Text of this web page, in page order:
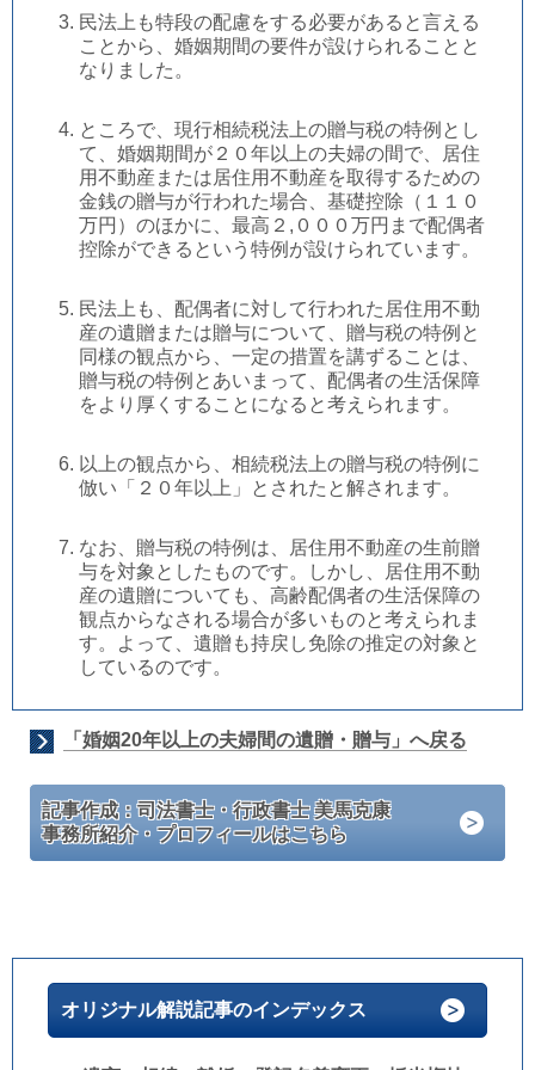
民法上も特段の配慮をする必要があると言える
ことから、婚姻期間の要件が設けられることと
なりました。
ところで、現行相続税法上の贈与税の特例とし
て、婚姻期間が２０年以上の夫婦の間で、居住
用不動産または居住用不動産を取得するための
金銭の贈与が行われた場合、基礎控除（１１０
万円）のほかに、最高２,０００万円まで配偶者
控除ができるという特例が設けられています。
民法上も、配偶者に対して行われた居住用不動
産の遺贈または贈与について、贈与税の特例と
同様の観点から、一定の措置を講ずることは、
贈与税の特例とあいまって、配偶者の生活保障
をより厚くすることになると考えられます。
以上の観点から、相続税法上の贈与税の特例に
倣い「２０年以上」とされたと解されます。
なお、贈与税の特例は、居住用不動産の生前贈
与を対象としたものです。しかし、居住用不動
産の遺贈についても、高齢配偶者の生活保障の
観点からなされる場合が多いものと考えられま
す。よって、遺贈も持戻し免除の推定の対象と
しているのです。
「婚姻20年以上の夫婦間の遺贈・贈与」へ戻る
記事作成：司法書士・行政書士 美馬克康
事務所紹介・プロフィールはこちら
オリジナル解説記事のインデックス